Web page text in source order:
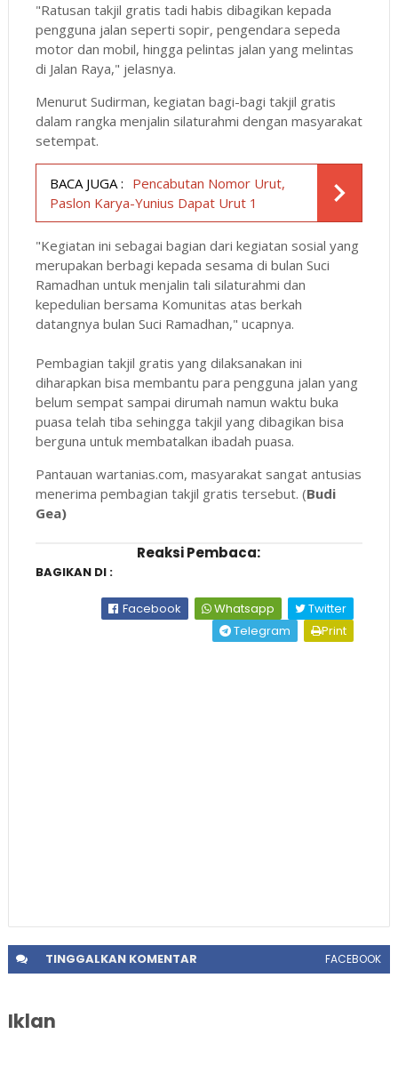
"Ratusan takjil gratis tadi habis dibagikan kepada
pengguna jalan seperti sopir, pengendara sepeda
motor dan mobil, hingga pelintas jalan yang melintas
di Jalan Raya," jelasnya.
Menurut Sudirman, kegiatan bagi-bagi takjil gratis
dalam rangka menjalin silaturahmi dengan masyarakat
setempat.
BACA JUGA : Pencabutan Nomor Urut,
Paslon Karya-Yunius Dapat Urut 1
"Kegiatan ini sebagai bagian dari kegiatan sosial yang
merupakan berbagi kepada sesama di bulan Suci
Ramadhan untuk menjalin tali silaturahmi dan
kepedulian bersama Komunitas atas berkah
datangnya bulan Suci Ramadhan," ucapnya.
Pembagian takjil gratis yang dilaksanakan ini
diharapkan bisa membantu para pengguna jalan yang
belum sempat sampai dirumah namun waktu buka
puasa telah tiba sehingga takjil yang dibagikan bisa
berguna untuk membatalkan ibadah puasa.
Pantauan wartanias.com, masyarakat sangat antusias
menerima pembagian takjil gratis tersebut. (Budi
Gea)
Reaksi Pembaca:
BAGIKAN DI :
Facebook Whatsapp
Twitter
Telegram
Print
TINGGALKANKOMENTAR FACEBOOK
Iklan